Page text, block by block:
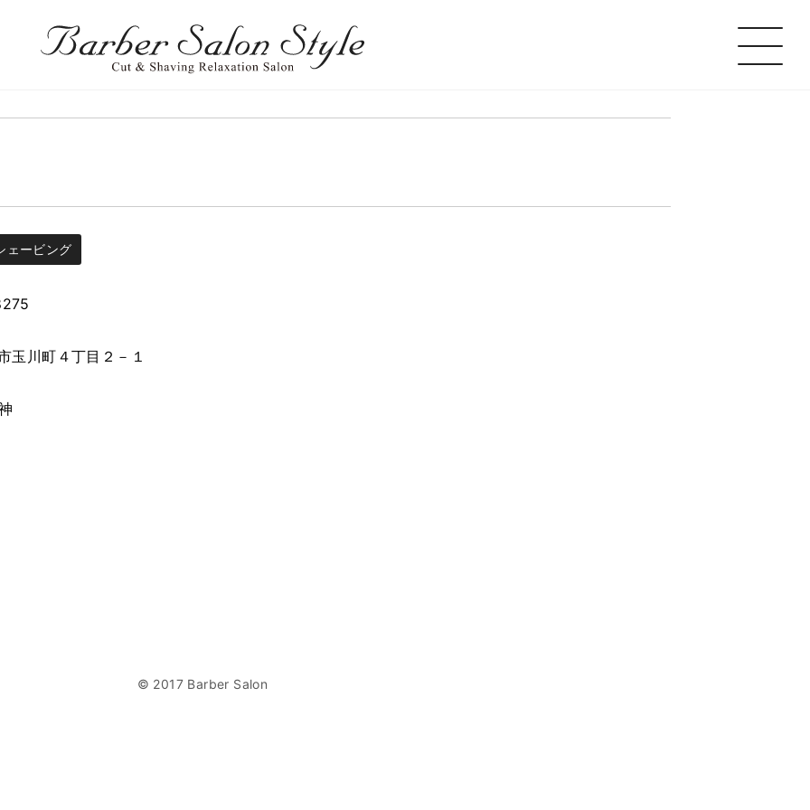
ェービング
玉川町４丁目２－１
© 2017 Barber Salon